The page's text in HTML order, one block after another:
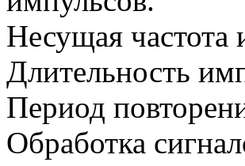
Несущая частота
Длительность
Период
Обработка